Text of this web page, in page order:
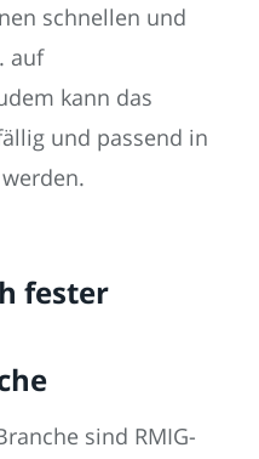
schnellen und
auf
kann das
und passend in
fester
sind RMIG-